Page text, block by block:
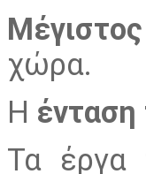
χώρα.
Η ένταση
Τα έργα